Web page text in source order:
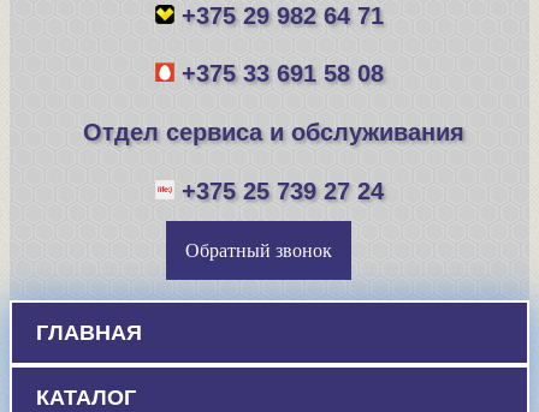
+375 29 982 64 71
+375 33 691 58 08
Отдел сервиса и обслуживания
+375 25 739 27 24
Обратный звонок
ГЛАВНАЯ
КАТАЛОГ